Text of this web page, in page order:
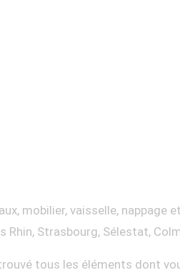
mobilier, vaisselle,
Rhin, Strasbourg, Sélestat,
tous les éléments dont